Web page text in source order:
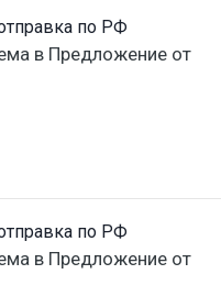
по РФ
в Предложение от
по РФ
в Предложение от